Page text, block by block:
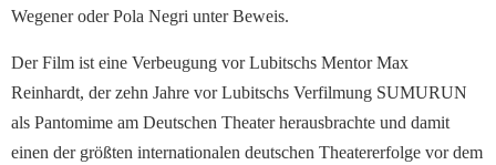
Wegener oder Pola Negri unter Beweis.
Der Film ist eine Verbeugung vor Lubitschs Mentor Max
Reinhardt, der zehn Jahre vor Lubitschs Verfilmung SUMURUN
als Pantomime am Deutschen Theater herausbrachte und damit
einen der größten internationalen deutschen Theatererfolge vor dem